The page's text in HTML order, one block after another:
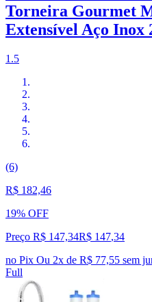
Torneira Gourmet
Extensível Aço Inox
1.5
(6)
R$ 182,46
19% OFF
Preço R$ 147,34R$ 147,34
no Pix Ou 2x de R$ 77,55 sem
Full